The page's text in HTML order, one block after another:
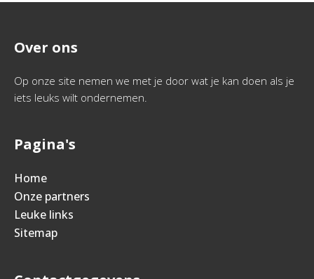
Over ons
Op onze site nemen we met je door wat je kan doen als je
iets leuks wilt ondernemen.
Pagina's
Home
Onze partners
Leuke links
Sitemap